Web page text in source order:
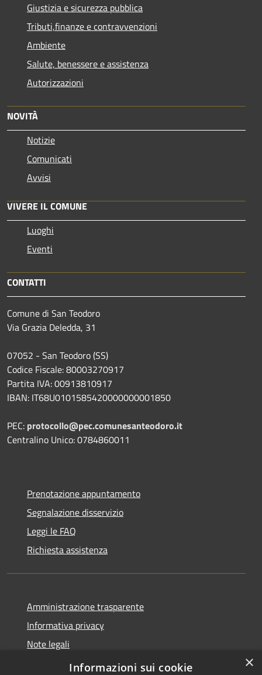
Giustizia e sicurezza pubblica
Tributi,finanze e contravvenzioni
Ambiente
Salute, benessere e assistenza
Autorizzazioni
NOVITÀ
Notizie
Comunicati
Avvisi
VIVERE IL COMUNE
Luoghi
Eventi
CONTATTI
Comune di San Teodoro
Via Grazia Deledda, 31
07052 - San Teodoro (SS)
Codice Fiscale: 80003270917
Partita IVA: 00913810917
IBAN: IT68U0101585420000000001850
PEC: protocollo@pec.comunesanteodoro.it
Centralino Unico: 0784860011
Prenotazione appuntamento
Segnalazione disservizio
Leggi le FAQ
Richiesta assistenza
Amministrazione trasparente
Informativa privacy
Note legali
Dichiarazione di accessibilità
×
Informazioni sui cookie